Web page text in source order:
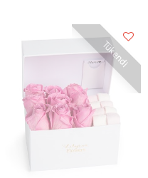
Tükendi